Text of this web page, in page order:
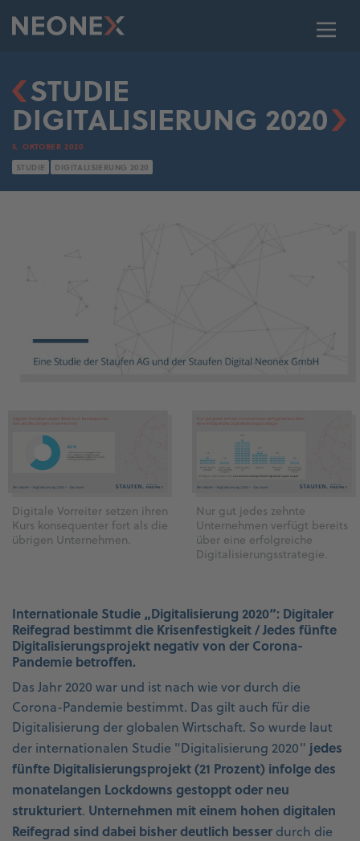
STUDIE
DIGITALISIERUNG 2020
5. OKTOBER 2020
STUDIE
DIGITALISIERUNG 2020
Digitale Vorreiter setzen ihren
Kurs konsequenter fort als die
übrigen Unternehmen.
Nur gut jedes zehnte
Unternehmen verfügt bereits
über eine erfolgreiche
Digitalisierungsstrategie.
Internationale Studie „Digitalisierung 2020“: Digitaler
Reifegrad bestimmt die Krisenfestigkeit / Jedes fünfte
Digitalisierungsprojekt negativ von der Corona-
Pandemie betroffen.
Das Jahr 2020 war und ist nach wie vor durch die
Corona-Pandemie bestimmt. Das gilt auch für die
Digitalisierung der globalen Wirtschaft. So wurde laut
der internationalen Studie "Digitalisierung 2020" jedes
fünfte Digitalisierungsprojekt (21 Prozent) infolge des
monatelangen Lockdowns gestoppt oder neu
strukturiert. Unternehmen mit einem hohen digitalen
Reifegrad sind dabei bisher deutlich besser durch die